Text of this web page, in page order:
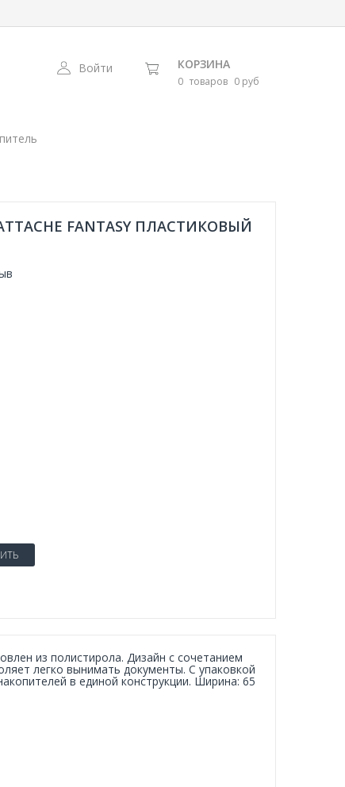
Войти КОРЗИНА
0 товаров 0 руб
FANTASY ПЛАСТИКОВЫЙ
из полистирола. Дизайн с сочетанием
легко вынимать документы. С упаковкой
в единой конструкции. Ширина: 65